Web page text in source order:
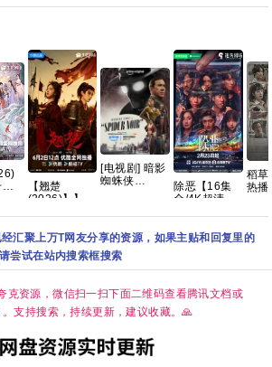
】
盘
【翘楚
(2026)】】
高码】【国语
中字】【单
集/0.9G】
】【主演: 陈
都灵 / 周翊
然】
[电视剧] 暗影
蜘蛛侠
中字 (全8集)
[23.5G]
除恶【16集
全/4K超清臻
年人性犯罪大
稻草人
热播 内嵌中
经汇聚上万T网友分享的资源，如果主贴和回复里的
尝试在站内搜索框搜索
克资源，微信扫一扫下面二维码查看腾讯文档或
。支持搜索，持续更新，建议收藏。🙏